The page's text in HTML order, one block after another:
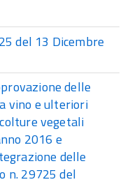
del 13 Dicembre
delle
vino e ulteriori
vegetali
2016 e
delle
n. 29725 del